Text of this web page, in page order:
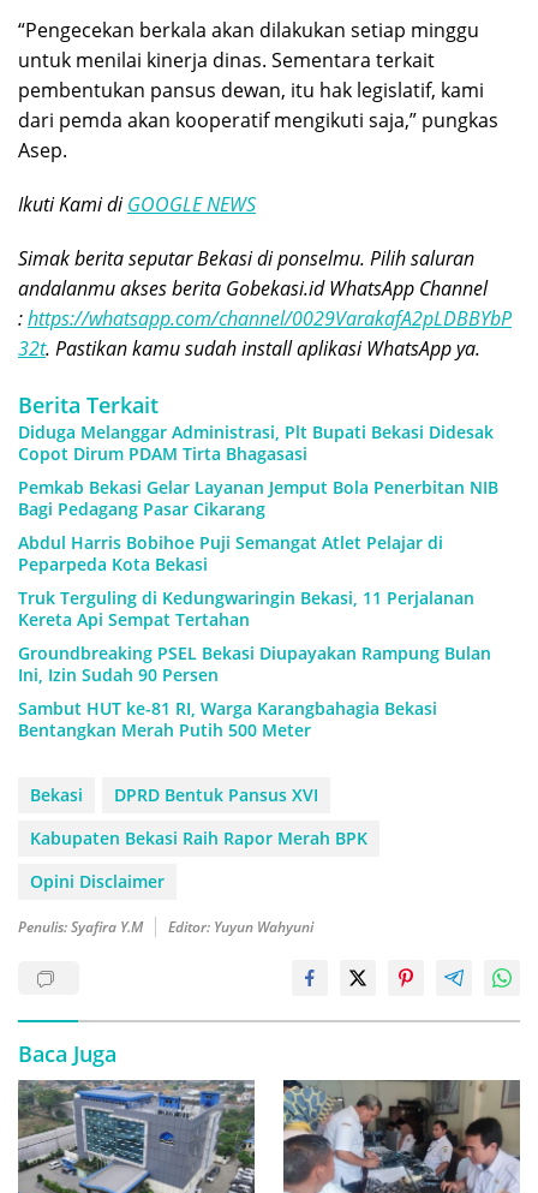
“Pengecekan berkala akan dilakukan setiap minggu
untuk menilai kinerja dinas. Sementara terkait
pembentukan pansus dewan, itu hak legislatif, kami
dari pemda akan kooperatif mengikuti saja,” pungkas
Asep.
Ikuti Kami diGOOGLE NEWS
Simak berita seputar Bekasi di ponselmu. Pilih saluran
andalanmu akses berita Gobekasi.id WhatsApp Channel
:https://whatsapp.com/channel/0029VarakafA2pLDBBYbP
32t. Pastikan kamu sudah install aplikasi WhatsApp ya.
Berita Terkait
Diduga Melanggar Administrasi, Plt Bupati Bekasi Didesak
Copot Dirum PDAM Tirta Bhagasasi
Pemkab Bekasi Gelar Layanan Jemput Bola Penerbitan NIB
Bagi Pedagang Pasar Cikarang
Abdul Harris Bobihoe Puji Semangat Atlet Pelajar di
Peparpeda Kota Bekasi
Truk Terguling di Kedungwaringin Bekasi, 11 Perjalanan
Kereta Api Sempat Tertahan
Groundbreaking PSEL Bekasi Diupayakan Rampung Bulan
Ini, Izin Sudah 90 Persen
Sambut HUT ke-81 RI, Warga Karangbahagia Bekasi
Bentangkan Merah Putih 500 Meter
Bekasi
DPRD Bentuk Pansus XVI
Kabupaten Bekasi Raih Rapor Merah BPK
Opini Disclaimer
Penulis: Syafira Y.M Editor: Yuyun Wahyuni
Baca Juga